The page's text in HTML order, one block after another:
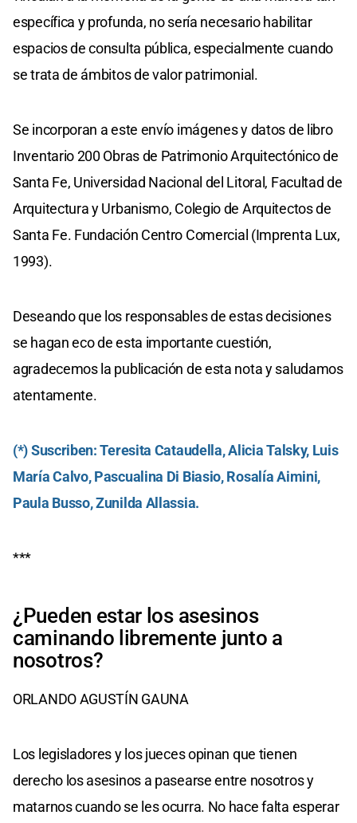
específica y profunda, no sería necesario habilitar
espacios de consulta pública, especialmente cuando
se trata de ámbitos de valor patrimonial.
Se incorporan a este envío imágenes y datos de libro
Inventario 200 Obras de Patrimonio Arquitectónico de
Santa Fe, Universidad Nacional del Litoral, Facultad de
Arquitectura y Urbanismo, Colegio de Arquitectos de
Santa Fe. Fundación Centro Comercial (Imprenta Lux,
1993).
Deseando que los responsables de estas decisiones
se hagan eco de esta importante cuestión,
agradecemos la publicación de esta nota y saludamos
atentamente.
(*) Suscriben: Teresita Cataudella, Alicia Talsky, Luis
María Calvo, Pascualina Di Biasio, Rosalía Aimini,
Paula Busso, Zunilda Allassia.
***
¿Pueden estar los asesinos
caminando libremente junto a
nosotros?
ORLANDO AGUSTÍN GAUNA
Los legisladores y los jueces opinan que tienen
derecho los asesinos a pasearse entre nosotros y
matarnos cuando se les ocurra. No hace falta esperar